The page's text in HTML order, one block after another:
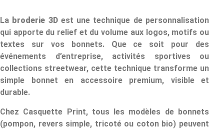
La broderie 3Dest une technique de personnalisation
qui apporte du relief et du volume aux logos, motifs ou
textes sur vos bonnets. Que ce soit pour des
événements d’entreprise, activités sportives ou
collections streetwear, cette technique transforme un
simple bonnet en accessoire premium, visible et
durable.
Chez Casquette Print, tous les modèles de bonnets
(pompon, revers simple, tricoté ou coton bio) peuvent